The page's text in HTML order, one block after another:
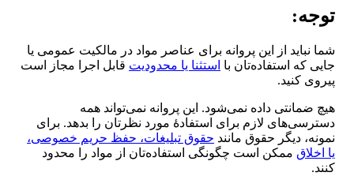
توجه:
شما نباید از این پروانه برای عناصر مواد در مالکیت عمومی یا
جایی که استفاده‌تان با استثنا یا محدودیت قابل اجرا مجاز است
پیروی کنید.
هیچ ضمانتی داده نمی‌شود. این پروانه نمی‌تواند همه
دسترسی‌های لازم برای استفادهٔ مورد نظرتان را بدهد. برای
نمونه، دیگر حقوق مانند حقوق تبلیغات، حفظ حریم خصوصی،
یا اخلاق ممکن است چگونگی استفاده‌تان از مواد را محدود
کنند.